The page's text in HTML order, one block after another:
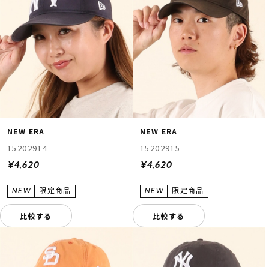
NEW ERA
15202914
¥4,620
比較する
NEW ERA
15202915
¥4,620
比較する